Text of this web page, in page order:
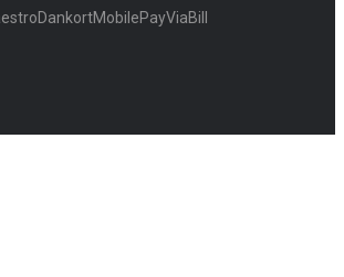
DankortMobilePayViaBill